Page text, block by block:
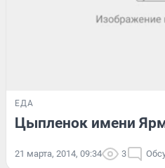
ЕДА
Цыпленок имени
21 марта, 2014, 09:34 3